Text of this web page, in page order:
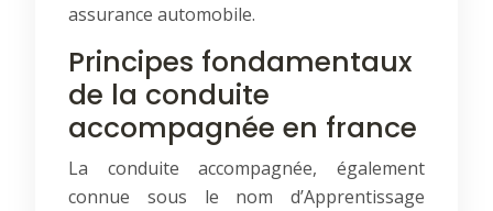
assurance automobile.
Principes fondamentaux
de la conduite
accompagnée en france
La conduite accompagnée, également
connue sous le nom d’Apprentissage